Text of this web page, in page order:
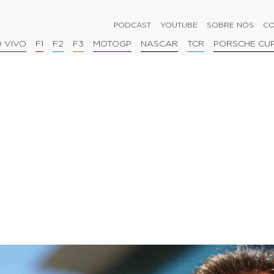
PODCAST YOUTUBE SOBRE NÓS
VIVO F1 F2 F3 MOTOGP NASCAR TCR PORSCHE